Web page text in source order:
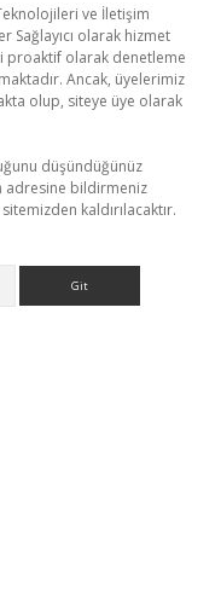
ve İletişim
Sağlayıcı olarak hizmet
proaktif olarak denetleme
Ancak, üyelerimiz
olup, siteye üye olarak
düşündüğünüz
adresine bildirmeniz
kaldırılacaktır.